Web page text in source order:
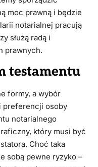
moc prawną i będzie
notarialnej pracują
służą radą i
prawnych.
testamentu
formy, a wybór
preferencji osoby
notarialnego
który musi być
Choć taka
sobą pewne ryzyko –